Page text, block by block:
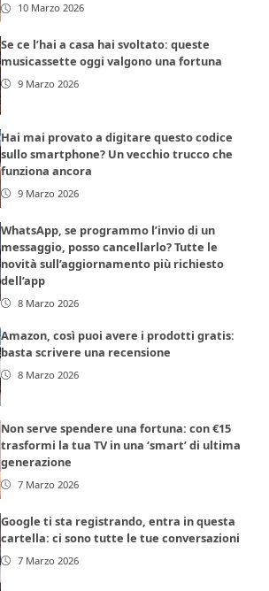
10 Marzo 2026
Se ce l’hai a casa hai svoltato: queste
musicassette oggi valgono una fortuna
9 Marzo 2026
Hai mai provato a digitare questo codice
sullo smartphone? Un vecchio trucco che
funziona ancora
9 Marzo 2026
WhatsApp, se programmo l’invio di un
messaggio, posso cancellarlo? Tutte le
novità sull’aggiornamento più richiesto
dell’app
8 Marzo 2026
Amazon, così puoi avere i prodotti gratis:
basta scrivere una recensione
8 Marzo 2026
Non serve spendere una fortuna: con €15
trasformi la tua TV in una ‘smart’ di ultima
generazione
7 Marzo 2026
Google ti sta registrando, entra in questa
cartella: ci sono tutte le tue conversazioni
7 Marzo 2026